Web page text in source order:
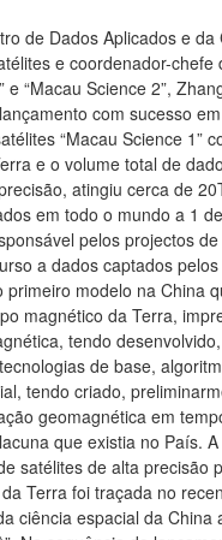
de Dados Aplicados e da
e coordenador-chefe
e “Macau Science 2”,
com sucesso
“Macau Science 1”
e o volume total de
atingiu cerca de
em todo o mundo a 1
pelos projectos de
a dados captados
primeiro modelo na China
magnético da Terra,
tendo
de base,
tendo criado,
geomagnética em
que existia no País.
satélites de alta precisão
Terra foi traçada no
ciência espacial da China